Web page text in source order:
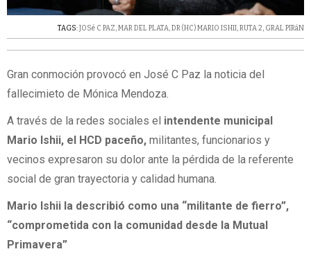
TAGS: JOSé C PAZ,MAR DEL PLATA,DR (HC) MARIO ISHII,RUTA 2, GRAL PIRáN
Gran conmoción provocó en José C Paz la noticia del
fallecimieto de Mónica Mendoza.
A través de la redes sociales el intendente municipal
Mario Ishii, el HCD paceño, militantes, funcionarios y
vecinos expresaron su dolor ante la pérdida de la referente
social de gran trayectoria y calidad humana.
Mario Ishii la describió como una “militante de fierro”,
“comprometida con la comunidad desde la Mutual
Primavera”